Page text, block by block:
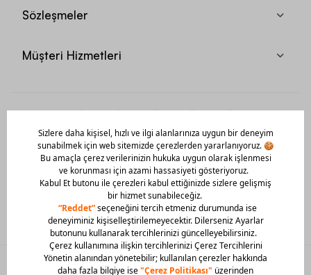
Sözleşmeler
Müşteri Hizmetleri
Mobil Uygulamamızı Hemen İndir!